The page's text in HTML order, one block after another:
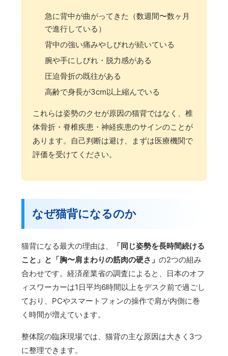
急に背中が曲がってきた（数週間〜数ヶ月
で進行している）
背中の強い痛みやしびれが続いている
腕や手にしびれ・脱力感がある
圧迫骨折の既往がある
高齢で身長が3cm以上縮んでいる
これらは姿勢のクセが原因の猫背ではなく、椎
体骨折・脊椎疾患・神経疾患のサインのことが
あります。自己判断は避け、まずは医療機関で
評価を受けてください。
なぜ猫背になるのか
猫背になる最大の理由は、
「同じ姿勢を長時間続ける
こと」と「胸〜肩まわりの筋肉の硬さ」の2つの組み
合わせです。経済産業省の調査によると、日本のオフ
ィスワーカーは1日平均6時間以上をデスク前で過ごし
ており、PCやスマートフォンの操作で肩が内側に巻
く時間が増えています。
整体院の臨床現場では、猫背の主な原因は大きく3つ
に整理できます。